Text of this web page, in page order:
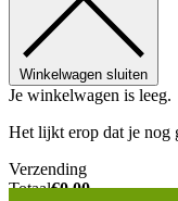
Winkelwagen sluiten
Je winkelwagen is leeg.
Het lijkt erop dat je nog
Verzending
Totaal€0,00